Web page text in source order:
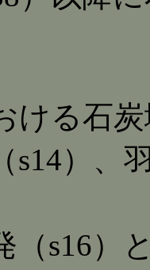
ける石
s14）、
（s16）